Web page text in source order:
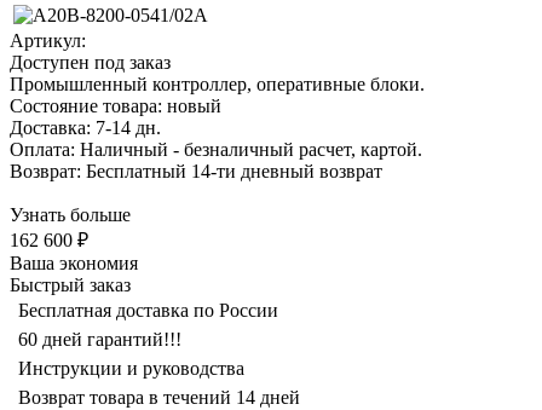
Артикул:
Доступен под заказ
Промышленный контроллер, оперативные блоки.
Состояние товара: новый
Доставка: 7-14 дн.
Оплата: Наличный - безналичный расчет, картой.
Возврат: Бесплатный 14-ти дневный возврат
Узнать больше
162 600 ₽
Ваша экономия
Быстрый заказ
Бесплатная доставка по России
60 дней гарантий!!!
Инструкции и руководства
Возврат товара в течений 14 дней